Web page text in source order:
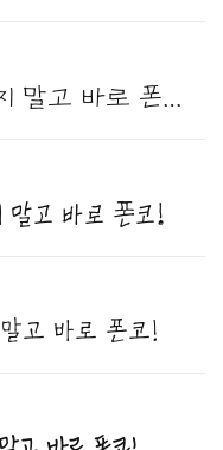
당신이 찾던 그 폰트, 헤매지 말고 바로 폰코!
고 바로 폰코!
고 바로 폰코!